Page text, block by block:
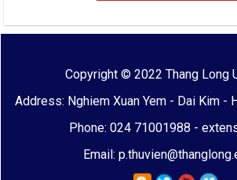
Copyright © 2022 Thang Long
Address: Nghiem Xuan Yem - Dai Kim -
Phone: 024 71001988 -
Email: